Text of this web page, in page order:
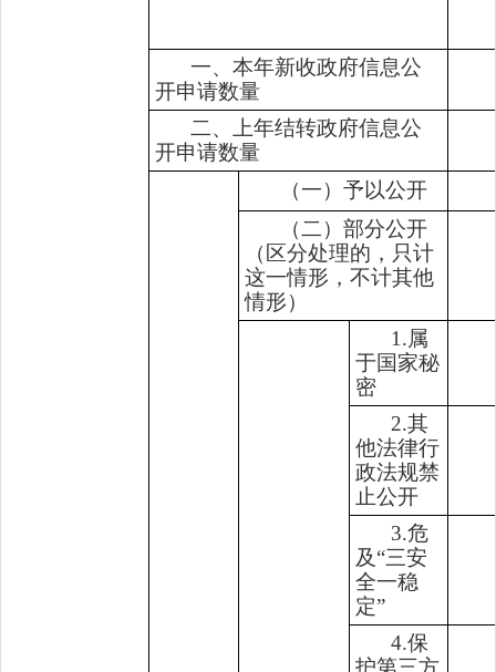
一、本年新收政府信息公
开申请数量
二、上年结转政府信息公
开申请数量
（一）予以公开
（二）部分公开
（区分处理的，只计
这一情形，不计其他
情形）
1.属
于国家秘
密
2.其
他法律行
政法规禁
止公开
3.危
及“三安
全一稳
定”
4.保
护第三方